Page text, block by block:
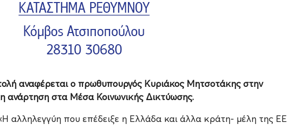
αναφέρεται ο πρωθυπουργός Κυριάκος Μητσοτάκης στην
ανάρτηση στα Μέσα Κοινωνικής Δικτύωσης.
αλληλεγγύη που επέδειξε η Ελλάδα και άλλα κράτη- μέλη της ΕΕ